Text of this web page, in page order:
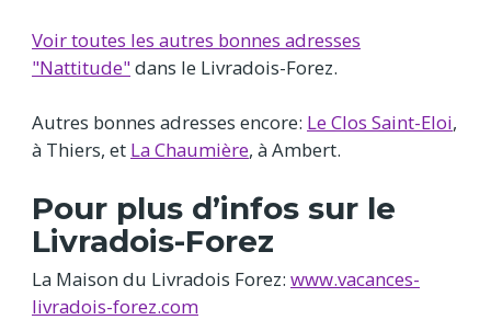
Voir toutes les autres bonnes adresses
"Nattitude"dans le Livradois-Forez.
Autres bonnes adresses encore: Le Clos Saint-Eloi,
à Thiers, et La Chaumière, à Ambert.
Pour plus d’infos sur le
Livradois-Forez
La Maison du Livradois Forez: www.vacances-
livradois-forez.com